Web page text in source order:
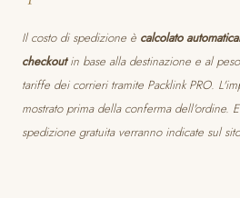
Il costo di spedizione è calcolato
checkoutin base alla destinazione e al
tariffe dei corrieri tramite Packlink PRO.
mostrato prima della conferma dell'ordine.
spedizione gratuita verranno indicate sul